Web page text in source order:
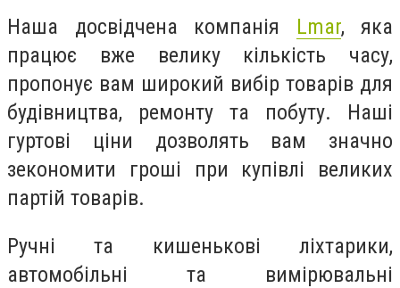
Наша досвідчена компанія Lmar, яка
працює вже велику кількість часу,
пропонує вам широкий вибір товарів для
будівництва, ремонту та побуту. Наші
гуртові ціни дозволять вам значно
зекономити гроші при купівлі великих
партій товарів.
Ручні та кишенькові ліхтарики,
автомобільні та вимірювальні